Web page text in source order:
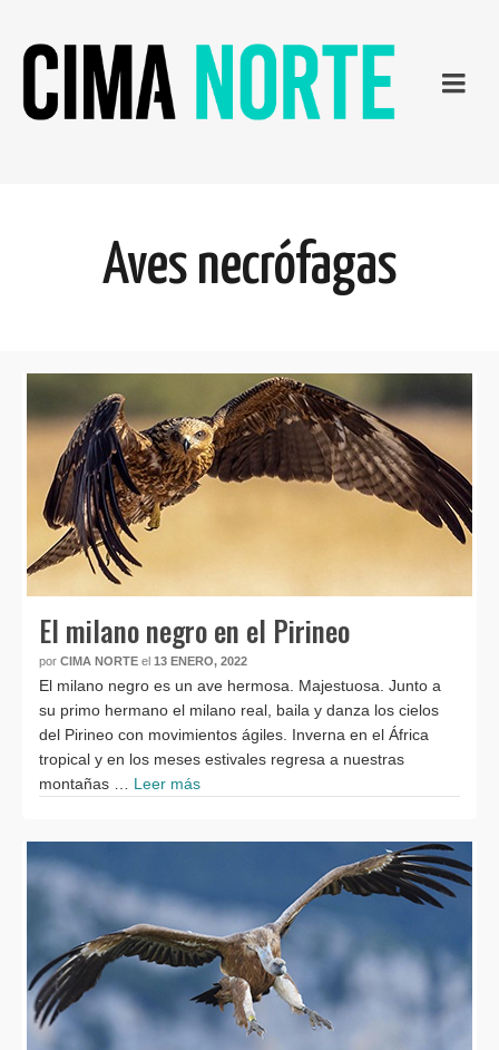
Aves necrófagas
El milano negro en el Pirineo
por CIMA NORTE el 13 ENERO, 2022
El milano negro es un ave hermosa. Majestuosa. Junto a
su primo hermano el milano real, baila y danza los cielos
del Pirineo con movimientos ágiles. Inverna en el África
tropical y en los meses estivales regresa a nuestras
montañas … Leer más